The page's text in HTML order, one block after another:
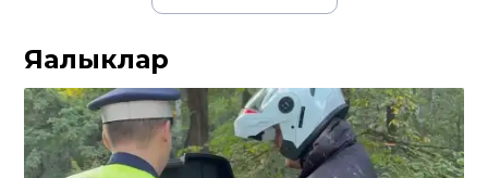
Яңалыклар